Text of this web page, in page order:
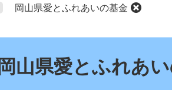
岡山県愛とふれあいの基金
岡山県愛とふれあ